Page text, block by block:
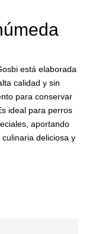
está elaborada
calidad y sin
para conservar
ideal para perros
aportando
deliciosa y